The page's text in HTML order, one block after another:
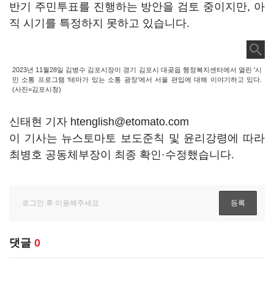
반기 주민투표를 진행하는 방안을 검토 중이지만, 아
직 시기를 특정하지 못하고 있습니다.
2023년 11월28일 김병수 김포시장이 경기 김포시 대곶읍 행정복지센터에서 열린 '시
민 소통 프로그램 ‘테마가 있는 소통 광장’에서 서울 편입에 대해 이야기하고 있다.
(사진=김포시청)
신태현 기자 htenglish@etomato.com
이 기사는 뉴스토마토 보도준칙 및 윤리강령에 따라
최병호 공동체부장이 최종 확인·수정했습니다.
댓글 0